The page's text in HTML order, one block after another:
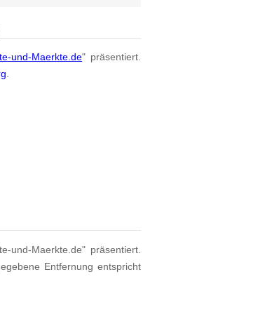
und-Maerkte.de" präsentiert.
.
und-Maerkte.de" präsentiert.
Entfernung entspricht